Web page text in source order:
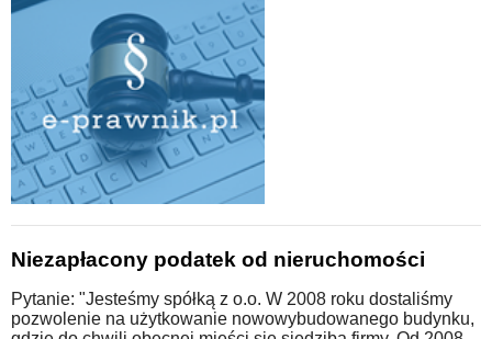
Niezapłacony podatek od nieruchomości
Pytanie: "Jesteśmy spółką z o.o. W 2008 roku dostaliśmy
pozwolenie na użytkowanie nowowybudowanego budynku,